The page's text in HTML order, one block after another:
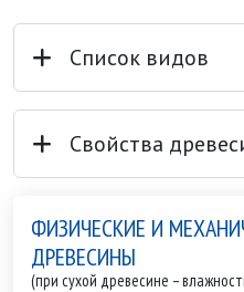
Список видов
Свойства
ФИЗИЧЕСКИЕ И
ДРЕВЕСИНЫ
(при сухой древесине –